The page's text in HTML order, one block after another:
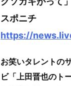
スポニチ
https://
お笑いタレントの
ビ「上田晋也のト